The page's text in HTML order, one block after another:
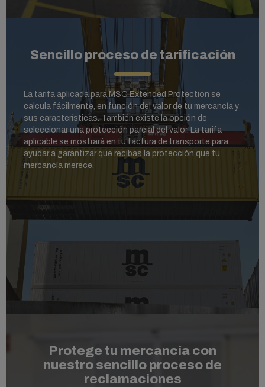
Sencillo proceso de tarificación
La tarifa aplicada para MSC Extended Protection se
calcula fácilmente, en función del valor de tu mercancía y
sus características. También existe la opción de
seleccionar una protección parcial del valor. La tarifa
aplicable se mostrará en tu factura de transporte para
ayudar a garantizar que recibas la protección que tu
mercancía merece.
Protege tu mercancía con
nuestro sencillo proceso de
reclamaciones